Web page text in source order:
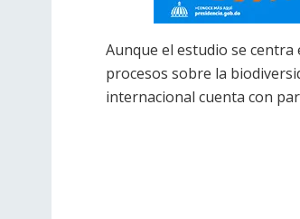
Aunque el estudio se
procesos sobre la
internacional cuenta con